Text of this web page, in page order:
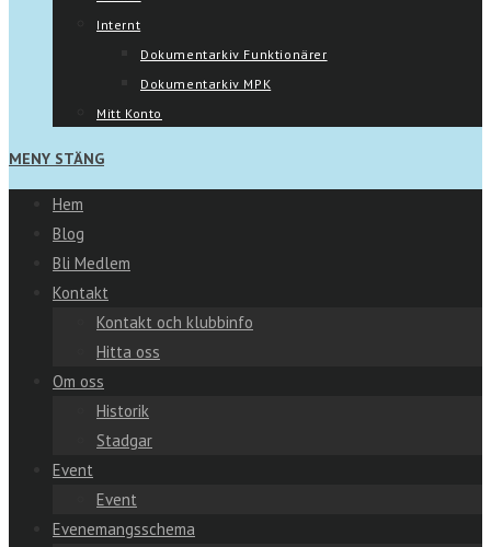
Internt
Dokumentarkiv Funktionärer
Dokumentarkiv MPK
Mitt Konto
MENY STÄNG
Hem
Blog
Bli Medlem
Kontakt
Kontakt och klubbinfo
Hitta oss
Om oss
Historik
Stadgar
Event
Event
Evenemangsschema